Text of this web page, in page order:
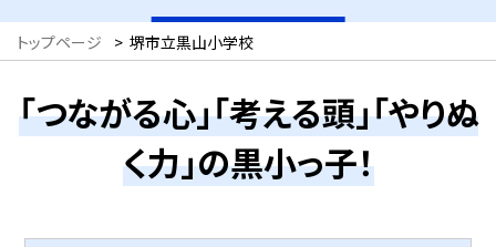
トップページ > 堺市立黒山小学校
「つながる心」「考える頭」「やりぬ
く力」の黒小っ子！